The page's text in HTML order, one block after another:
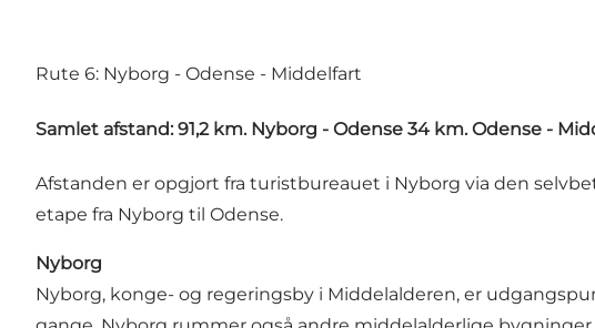
Rute 6: Nyborg - Odense - Middelfart
Samlet afstand: 91,2 km. Nyborg - Odense 34 km. Odense -
Afstanden er opgjort fra turistbureauet i Nyborg via den
etape fra Nyborg til Odense.
Nyborg
Nyborg, konge- og regeringsby i Middelalderen, er